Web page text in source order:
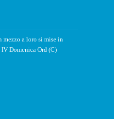
mezzo a loro si mise in
Domenica Ord (C)